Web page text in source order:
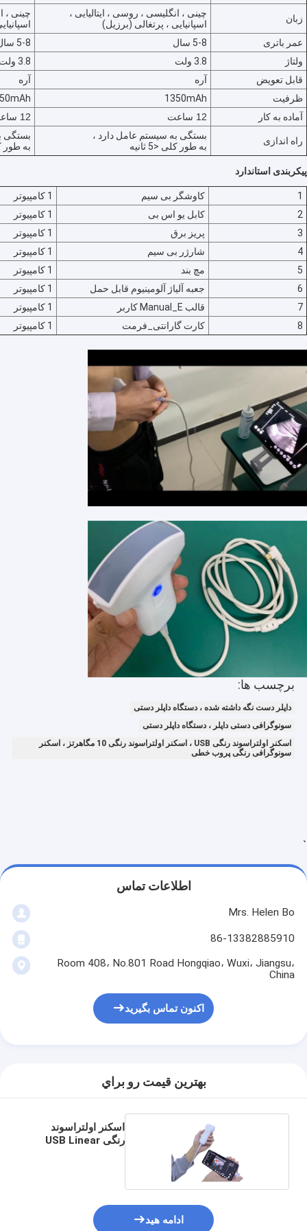
کنترل کیفیت
با ما تماس بگیرید
Shopping Online
اسکنر اولتراسوند قابل حمل
اسکنر سونوگرافی دستی
اسکنر سونوگرافی دامپزشکی
یاب یاب مادون قرمز
اسکنر سونوگرافی رنگ داپلر
تجهیزات محافظ شخصی PPE
اوتوسکوپ ویدئو دیجیتال
اسکنر سونوگرافی دامپزشکی
دوربین دیجیتال فوندوس
کولپوسکوپ الکترونیک دیجیتال
مانیتور بیمار چند پارامتر
سیستم مانیتورینگ ECG
رطوبت دهنده کنسانتره اکسیژن
درماتوسکوپ ویدئو
پمپ تزریق پزشکی
دستگاه وین یاب
زبان
چینی ، انگلیسی ، روسی ، ایتالیایی ،
اسپانیایی ، پرتغالی (برزیل)
چینی ،
عمر باتری
5-8 سال
5-8 سال
ولتاژ
3.8 ولت
3.8 ولت
قابل تعویض
آره
آره
ظرفیت
1350mAh
آماده به کار
12 ساعت 12 ساعت
راه اندازی
بستگی به سیستم عامل دارد ،
به طور کلی <5 ثانیه
بستگی
به طور کلی
پیکربندی استاندارد
1 کاوشگر بی سیم
1 کامپیوتر
2
کابل یو اس بی
1 کامپیوتر
3
پریز برق
1 کامپیوتر
4
شارژر بی سیم
1 کامپیوتر
5
مچ بند
1 کامپیوتر
6
جعبه آلیاژ آلومینیوم قابل حمل
1 کامپیوتر
7
قالب Manual_E کاربر
1 کامپیوتر
8
کارت گارانتی_فرمت 1 کامپیوتر
برچسب ها:
داپلر دست نگه داشته شده ، دستگاه داپلر دستی
سونوگرافی دستی داپلر ، دستگاه داپلر دستی
اسکنر اولتراسوند رنگی USB ، اسکنر اولتراسوند رنگی 10 مگاهرتز ، اسکنر
سونوگرافی رنگی پروب خطی
`
اطلاعات تماس
Mrs. Helen Bo
86-13382885910
Room 408، No.801 Road Hongqiao، Wuxi، Jiangsu،
China
اکنون تماس بگیرید
بهترين قيمت رو براي
اسکنر اولتراسوند
رنگی USB Linear
ادامه هید